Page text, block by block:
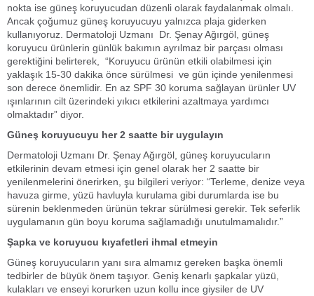
nokta ise güneş koruyucudan düzenli olarak faydalanmak olmalı.
Ancak çoğumuz güneş koruyucuyu yalnızca plaja giderken
kullanıyoruz. Dermatoloji Uzmanı Dr. Şenay Ağırgöl, güneş
koruyucu ürünlerin günlük bakımın ayrılmaz bir parçası olması
gerektiğini belirterek, “Koruyucu ürünün etkili olabilmesi için
yaklaşık 15-30 dakika önce sürülmesi ve gün içinde yenilenmesi
son derece önemlidir. En az SPF 30 koruma sağlayan ürünler UV
ışınlarının cilt üzerindeki yıkıcı etkilerini azaltmaya yardımcı
olmaktadır” diyor.
Güneş koruyucuyu her 2 saatte bir uygulayın
Dermatoloji Uzmanı Dr. Şenay Ağırgöl, güneş koruyucuların
etkilerinin devam etmesi için genel olarak her 2 saatte bir
yenilenmelerini önerirken, şu bilgileri veriyor: “Terleme, denize veya
havuza girme, yüzü havluyla kurulama gibi durumlarda ise bu
sürenin beklenmeden ürünün tekrar sürülmesi gerekir. Tek seferlik
uygulamanın gün boyu koruma sağlamadığı unutulmamalıdır.”
Şapka ve koruyucu kıyafetleri ihmal etmeyin
Güneş koruyucuların yanı sıra almamız gereken başka önemli
tedbirler de büyük önem taşıyor. Geniş kenarlı şapkalar yüzü,
kulakları ve enseyi korurken uzun kollu ince giysiler de UV